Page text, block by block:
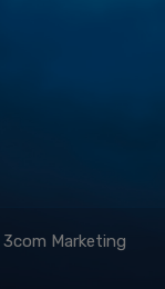
3com Marketing